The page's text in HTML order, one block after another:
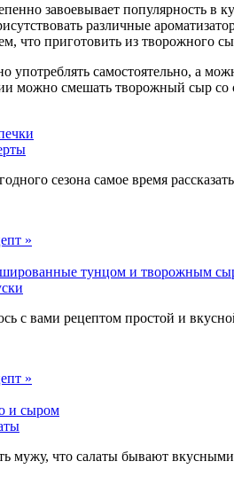
завоевывает популярность в
различные
что приготовить из творожного
самостоятельно, а
можно смешать творожный сыр со
сезона самое время
»
тунцом и творожным
с вами рецептом простой и
»
и сыром
мужу, что салаты бывают